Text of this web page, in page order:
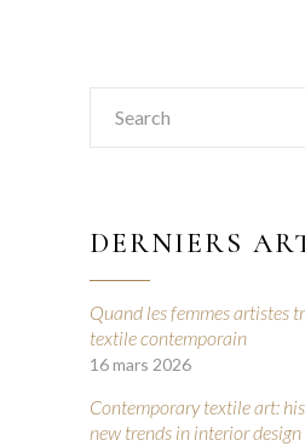
Search
for:
DERNIERS
Quand les femmes artistes
textile contemporain
16 mars 2026
Contemporary textile art:
new trends in interior design